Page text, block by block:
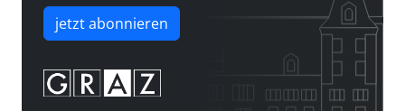
jetzt abonnieren